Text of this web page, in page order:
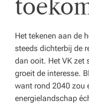
Het tekenen aan de
steeds dichterbij de
dan ooit. Het VK zet
groeit de interesse.
want rond 2040 zou
energielandschap